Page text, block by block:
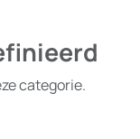
categorie.